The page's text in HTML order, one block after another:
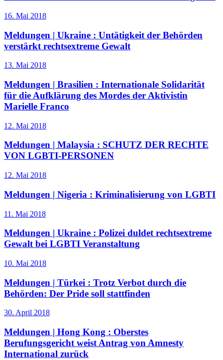
16. Mai 2018
Meldungen | Ukraine : Untätigkeit der Behörden
verstärkt rechtsextreme Gewalt
13. Mai 2018
Meldungen | Brasilien : Internationale Solidarität
für die Aufklärung des Mordes der Aktivistin
Marielle Franco
12. Mai 2018
Meldungen | Malaysia : SCHUTZ DER RECHTE
VON LGBTI-PERSONEN
12. Mai 2018
Meldungen | Nigeria : Kriminalisierung von LGBTI
11. Mai 2018
Meldungen | Ukraine : Polizei duldet rechtsextreme
Gewalt bei LGBTI Veranstaltung
10. Mai 2018
Meldungen | Türkei : Trotz Verbot durch die
Behörden: Der Pride soll stattfinden
30. April 2018
Meldungen | Hong Kong : Oberstes
Berufungsgericht weist Antrag von Amnesty
International zurück